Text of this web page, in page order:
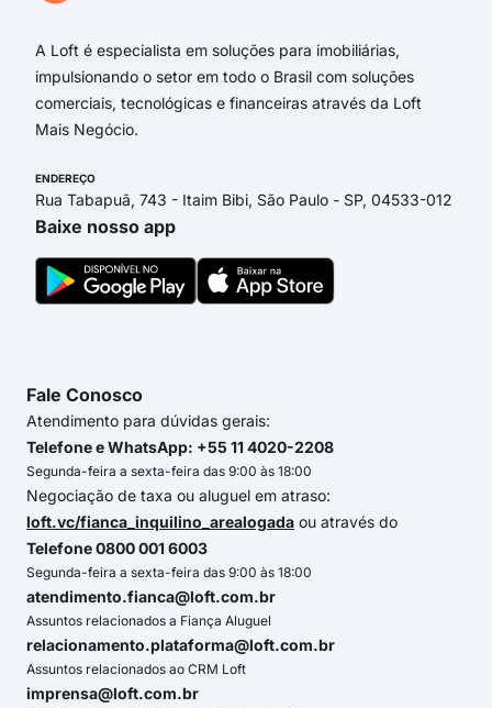
A Loft é especialista em soluções para imobiliárias,
impulsionando o setor em todo o Brasil com soluções
comerciais, tecnológicas e financeiras através da Loft
Mais Negócio.
ENDEREÇO
Rua Tabapuã, 743 - Itaim Bibi, São Paulo - SP, 04533-012
Baixe nosso app
Fale Conosco
Atendimento para dúvidas gerais:
Telefone e WhatsApp: +55 11 4020-2208
Segunda-feira a sexta-feira das 9:00 às 18:00
Negociação de taxa ou aluguel em atraso:
loft.vc/fianca_inquilino_arealogada ou através do
Telefone 0800 001 6003
Segunda-feira a sexta-feira das 9:00 às 18:00
atendimento.fianca@loft.com.br
Assuntos relacionados a Fiança Aluguel
relacionamento.plataforma@loft.com.br
Assuntos relacionados ao CRM Loft
imprensa@loft.com.br